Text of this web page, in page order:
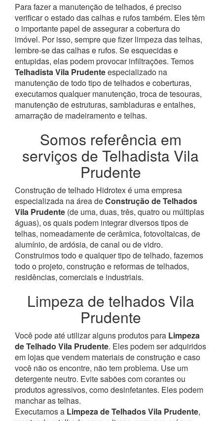
Para fazer a manutenção de telhados, é preciso
verificar o estado das calhas e rufos também. Eles têm
o importante papel de assegurar a cobertura do
imóvel. Por isso, sempre que fizer limpeza das telhas,
lembre-se das calhas e rufos. Se esquecidas e
entupidas, elas podem provocar infiltrações. Temos
Telhadista Vila Prudenteespecializado na
manutenção de todo tipo de telhados e coberturas,
executamos qualquer manutenção, troca de tesouras,
manutenção de estruturas, sambladuras e entalhes,
amarração de madeiramento e telhas.
Somos referência em
serviços de Telhadista Vila
Prudente
Construção de telhado Hidrotex é uma empresa
especializada na área deConstrução de Telhados
Vila Prudente (de uma, duas, três, quatro ou múltiplas
águas), os quais podem integrar diversos tipos de
telhas, nomeadamente de cerâmica, fotovoltaicas, de
alumínio, de ardósia, de canal ou de vidro.
Construimos todo e qualquer tipo de telhado, fazemos
todo o projeto, construção e reformas de telhados,
residências, comerciais e industriais.
Limpeza de telhados Vila
Prudente
Você pode até utilizar alguns produtos para Limpeza
de Telhado Vila Prudente. Eles podem ser adquiridos
em lojas que vendem materiais de construção e caso
você não os encontre, não tem problema. Use um
detergente neutro. Evite sabões com corantes ou
produtos agressivos, como desinfetantes. Eles podem
manchar as telhas.
Executamos a Limpeza de Telhados Vila Prudente,